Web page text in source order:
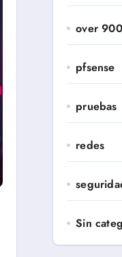
over
pfsense
pruebas
redes
Sin